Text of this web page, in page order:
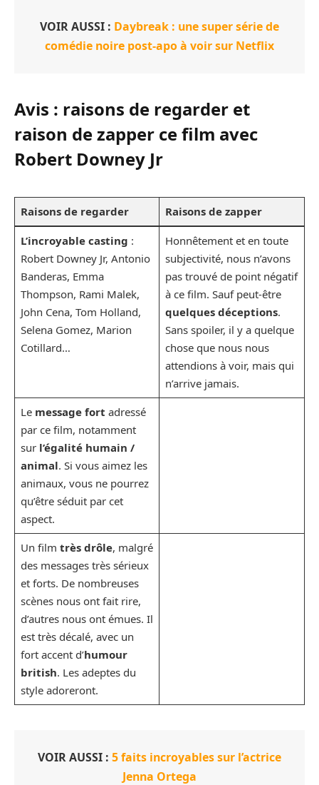
VOIR AUSSI : Daybreak : une super série de
comédie noire post-apo à voir sur Netflix
Avis : raisons de regarder et
raison de zapper ce film avec
Robert Downey Jr
Raisons de regarder Raisons de zapper
L’incroyable casting :
Robert Downey Jr, Antonio
Banderas, Emma
Thompson, Rami Malek,
John Cena, Tom Holland,
Selena Gomez, Marion
Cotillard…
Honnêtement et en toute
subjectivité, nous n’avons
pas trouvé de point négatif
à ce film. Sauf peut-être
quelques déceptions.
Sans spoiler, il y a quelque
chose que nous nous
attendions à voir, mais qui
n’arrive jamais.
Le message fort adressé
par ce film, notamment
sur l’égalité humain /
animal. Si vous aimez les
animaux, vous ne pourrez
qu’être séduit par cet
aspect.
Un film très drôle, malgré
des messages très sérieux
et forts. De nombreuses
scènes nous ont fait rire,
d’autres nous ont émues. Il
est très décalé, avec un
fort accent d’humour
british. Les adeptes du
style adoreront.
VOIR AUSSI : 5 faits incroyables sur l’actrice
Jenna Ortega